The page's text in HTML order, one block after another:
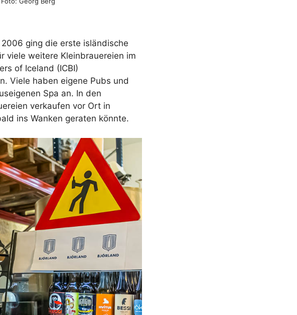
ging die erste isländische
viele weitere Kleinbrauereien im
of Iceland (ICBI)
Viele haben eigene Pubs und
Spa an. In den
verkaufen vor Ort in
ins Wanken geraten könnte.